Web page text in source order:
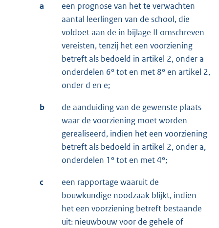
a
een prognose van het te verwachten
aantal leerlingen van de school, die
voldoet aan de in bijlage II omschreven
vereisten, tenzij het een voorziening
betreft als bedoeld in artikel 2, onder a
onderdelen 6° tot en met 8° en artikel 2,
onder d en e;
b
de aanduiding van de gewenste plaats
waar de voorziening moet worden
gerealiseerd, indien het een voorziening
betreft als bedoeld in artikel 2, onder a,
onderdelen 1° tot en met 4°;
c
een rapportage waaruit de
bouwkundige noodzaak blijkt, indien
het een voorziening betreft bestaande
uit: nieuwbouw voor de gehele of